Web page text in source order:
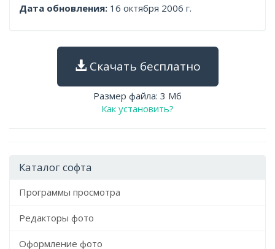
Дата обновления: 16 октября 2006 г.
Скачать бесплатно
Размер файла: 3 Мб
Как установить?
Каталог софта
Программы просмотра
Редакторы фото
Оформление фото